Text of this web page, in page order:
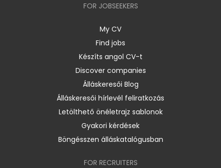
FOR JOBSEEKERS
My CV
Find jobs
Készíts angol CV-t
Discover companies
Álláskeresői Blog
Álláskeresői hírlevél feliratkozás
Letölthető önéletrajz sablonok
Gyakori kérdések
Böngésszen álláskatalógusban
FOR RECRUITERS